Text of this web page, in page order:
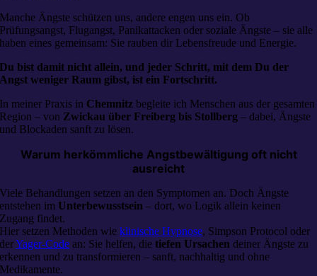
Manche Ängste schützen uns, andere engen uns ein. Ob
Prüfungsangst, Flugangst, Panikattacken oder soziale Ängste – sie alle
haben eines gemeinsam: Sie rauben dir Lebensfreude und Energie.
Du bist damit nicht allein, und jeder Schritt, mit dem Du der
Angst weniger Raum gibst, ist ein Fortschritt.
In meiner Praxis in Chemnitz begleite ich Menschen aus der gesamten
Region – von Zwickau über Freiberg bis Stollberg – dabei, Ängste
und Blockaden sanft zu lösen.
Warum herkömmliche Angstbewältigung oft nicht
ausreicht
Viele Behandlungen setzen an den Symptomen an. Doch Ängste
entstehen imUnterbewusstsein – dort, wo Logik allein keinen
Zugang findet.
Hier setzen Methoden wieklinische Hypnose, Simpson Protocol oder
derYager-Code an: Sie helfen, dietiefen Ursachen deiner Ängste zu
erkennen und zu transformieren – sanft, nachhaltig und ohne
Medikamente.